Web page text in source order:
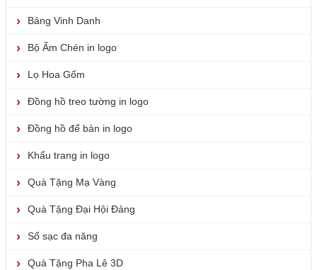
Bảng Vinh Danh
Bộ Ấm Chén in logo
Lọ Hoa Gốm
Đồng hồ treo tường in logo
Đồng hồ để bàn in logo
Khẩu trang in logo
Quà Tặng Mạ Vàng
Quà Tặng Đại Hội Đảng
Sổ sạc đa năng
Quà Tặng Pha Lê 3D